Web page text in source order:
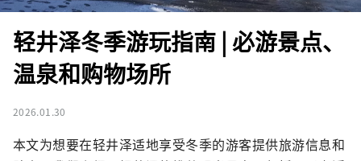
轻井泽冬季游玩指南 | 必游景点、
温泉和购物场所
2026.01.30
本文为想要在轻井泽适地享受冬季的游客提供旅游信息和